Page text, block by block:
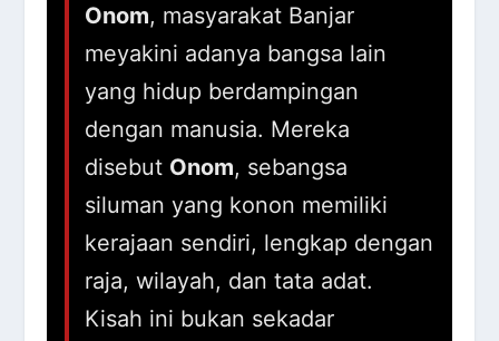
Onom, masyarakat Banjar
meyakini adanya bangsa lain
yang hidup berdampingan
dengan manusia. Mereka
disebut Onom, sebangsa
siluman yang konon memiliki
kerajaan sendiri, lengkap dengan
raja, wilayah, dan tata adat.
Kisah ini bukan sekadar